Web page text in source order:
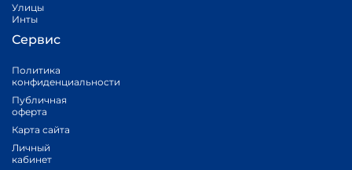
Улицы
Инты
Сервис
Политика
конфиденциальности
Публичная
оферта
Карта сайта
Личный
кабинет